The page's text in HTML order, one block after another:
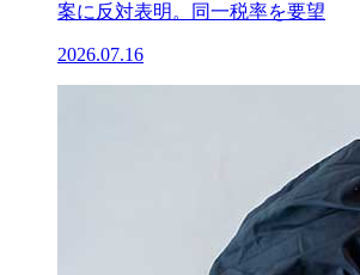
案に反対表明。同一税率を要望
2026.07.16